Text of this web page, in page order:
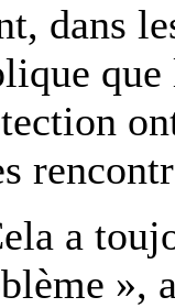
dans
que
a
»,